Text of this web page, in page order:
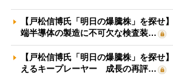
【戸松信博氏「明日の爆騰株」を探せ
端半導体の製造に不可欠な検査装…
【戸松信博氏「明日の爆騰株」を探せ
えるキープレーヤー 成長の再評…